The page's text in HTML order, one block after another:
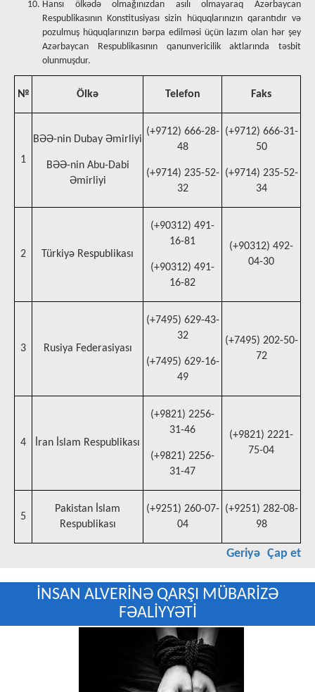
Hansı ölkədə olmağınızdan asılı olmayaraq Azərbaycan
Respublikasının Konstitusiyası sizin hüquqlarınızın qarantıdır və
pozulmuş hüquqlarınızın bərpa edilməsi üçün lazım olan hər şey
Azərbaycan Respublikasının qanunvericilik aktlarında təsbit
olunmuşdur.
№ Ölkə Telefon Faks
1
BƏƏ-nin Dubay Əmirliyi
BƏƏ-nin Abu-Dabi
Əmirliyi
(+9712) 666-28-
48
(+9714) 235-52-
32
(+9712) 666-31-
50
(+9714) 235-52-
34
2 Türkiyə Respublikası
(+90312) 491-
16-81
(+90312) 491-
16-82
(+90312) 492-
04-30
3 Rusiya Federasiyası
(+7495) 629-43-
32
(+7495) 629-16-
49
(+7495) 202-50-
72
4 İran İslam Respublikası
(+9821) 2256-
31-46
(+9821) 2256-
31-47
(+9821) 2221-
75-04
5
Pakistan İslam
Respublikası
(+9251) 260-07-
04
(+9251) 282-08-
98
Çap et
Geriyə
İNSAN ALVERİNƏ QARŞI MÜBARİZƏ
FƏALİYYƏTİ